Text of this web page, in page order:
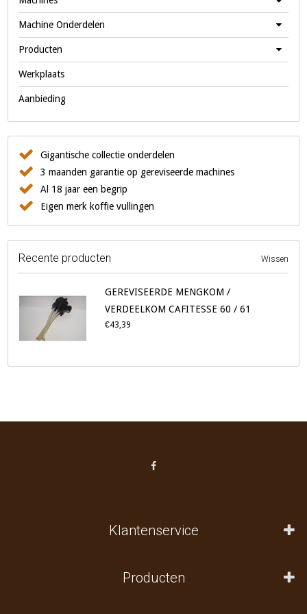
Machine Onderdelen
Producten
Werkplaats
Aanbieding
Gigantische collectie onderdelen
3 maanden garantie op gereviseerde machines
Al 18 jaar een begrip
Eigen merk koffie vullingen
Recente producten Wissen
GEREVISEERDE MENGKOM /
VERDEELKOM CAFITESSE 60 / 61
€43,39
Klantenservice
Producten